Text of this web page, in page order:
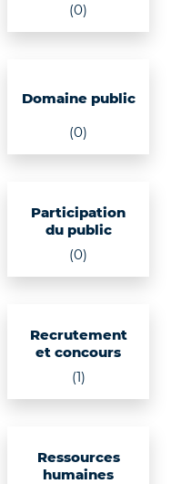
(0)
Domaine public
(0)
Participation
du public
(0)
Recrutement
et concours
(1)
Ressources
humaines